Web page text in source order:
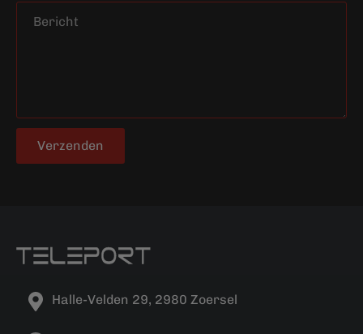
Verzenden
Halle-Velden 29, 2980 Zoersel